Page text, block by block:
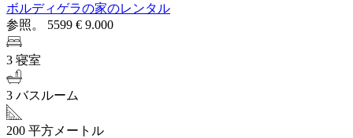
ボルディゲラの家のレンタル
参照。 5599 € 9.000
3 寝室
3 バスルーム
200 平方メートル